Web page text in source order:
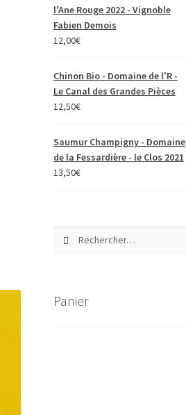
l'Ane Rouge 2022 - Vignoble
Fabien Demois
12,00€
Chinon Bio - Domaine de l'R -
Le Canal des Grandes Pièces
12,50€
Saumur Champigny - Domaine
de la Fessardière - le Clos 2021
13,50€
Panier